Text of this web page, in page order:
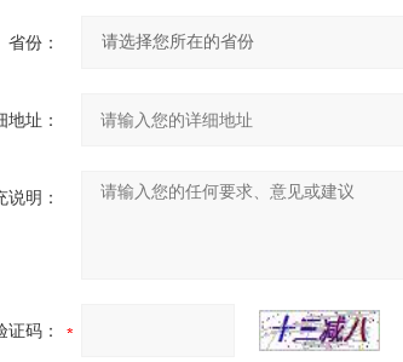
省份：
地址：
说明：
证码：